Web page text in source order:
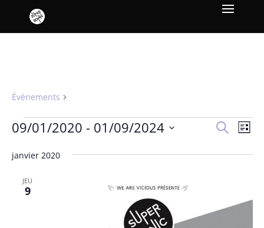
Évènements
Évènements Recherche
de
Liste
09/01/2020 - 01/09/2024
une
janvier 2020
JEU
9